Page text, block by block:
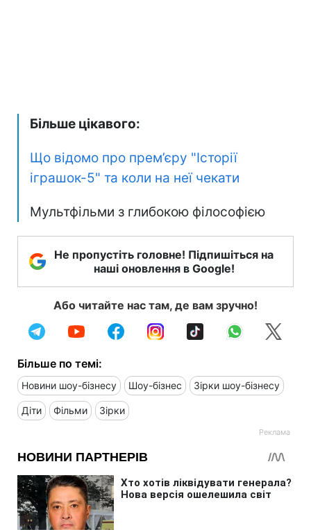
Більше цікавого:
Що відомо про прем’єру "Історії
іграшок-5" та коли на неї чекати
Мультфільми з глибокою філософією
Не пропустіть головне! Підпишіться на
наші оновлення в Google!
Або читайте нас там, де вам зручно!
Більше по темі:
Новини шоу-бізнесу Шоу-бізнес Зірки шоу-бізнесу
Діти Фільми Зірки